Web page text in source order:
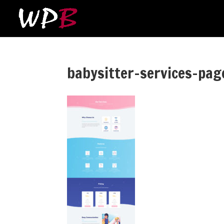
babysitter-services-